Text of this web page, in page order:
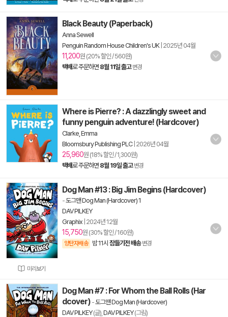
Black Beauty (Paperback)
Anna Sewell
Penguin Random House Children's UK| 2025년 04월
11,200원 (20% 할인 / 560원)
택배로 주문하면 8월 11일 출고 변경
Where is Pierre? : A dazzlingly sweet and
funny penguin adventure! (Hardcover)
Clarke, Emma
Bloomsbury Publishing PLC| 2026년 04월
25,960원 (18% 할인 / 1,300원)
택배로 주문하면 8월 19일 출고 변경
미리보기
Dog Man #13 : Big Jim Begins (Hardcover)
-도그맨 Dog Man (Hardcover) 1
DAV PILKEY
Graphix 2024년 12월
15,750원 (30% 할인 / 160원)
양탄자배송 밤 11시 잠들기전 배송 변경
Dog Man #7 : For Whom the Ball Rolls (Har
dcover) -도그맨 Dog Man (Hardcover)
DAV PILKEY(글), DAV PILKEY(그림)